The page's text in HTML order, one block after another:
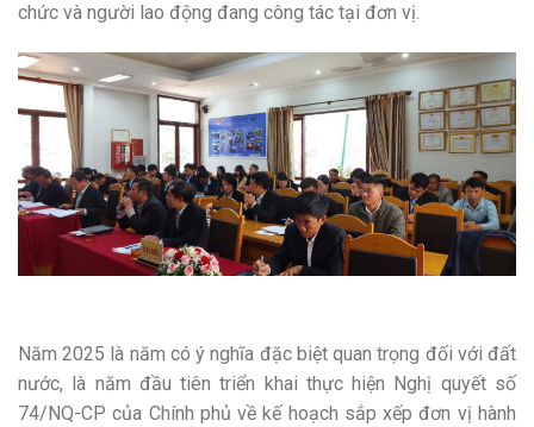
chức và người lao động đang công tác tại đơn vị.
Năm 2025 là năm có ý nghĩa đặc biệt quan trọng đối với đất
nước, là năm đầu tiên triển khai thực hiện Nghị quyết số
74/NQ-CP của Chính phủ về kế hoạch sắp xếp đơn vị hành